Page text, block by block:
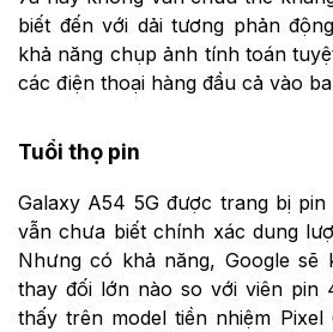
biết đến với dải tương phản
khả năng chụp ảnh tính toán
các điện thoại hàng đầu cả vào
Tuổi thọ pin
Galaxy A54 5G được trang bị
vẫn chưa biết chính xác dung
Nhưng có khả năng, Google sẽ
thay đối lớn nào so với viên pin
thấy trên model tiền nhiệm